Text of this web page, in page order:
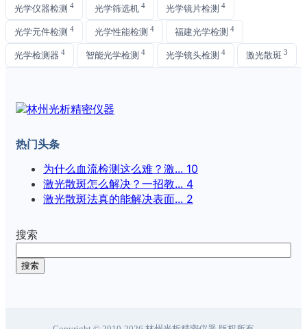
光学仪器检测 4 光学筛选机 4 光学镜片检测 4
光学元件检测 4 光学性能检测 4 福建光学检测 4
光学检测器 4 智能光学检测 4 光学镜头检测 4 激光散斑 3
热门头条
为什么血流检测这么难？激... 10
激光散斑怎么解决？一招教... 4
激光散斑法真的能解决表面... 2
搜索
搜索